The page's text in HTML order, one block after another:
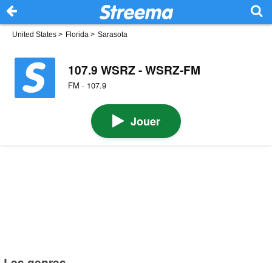
United States > Florida > Sarasota
107.9 WSRZ - WSRZ-FM
FM · 107.9
Jouer